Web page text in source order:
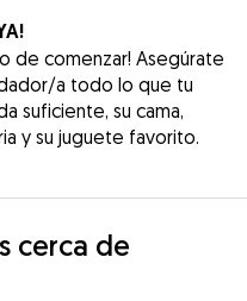
de comenzar! Asegúrate
a todo lo que tu
suficiente, su cama,
y su juguete favorito.
cerca de